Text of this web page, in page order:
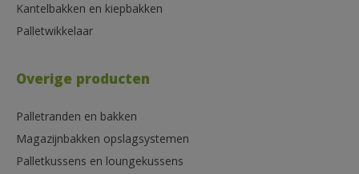
Kantelbakken en kiepbakken
Palletwikkelaar
Overige producten
Palletranden en bakken
Magazijnbakken opslagsystemen
Palletkussens en loungekussens